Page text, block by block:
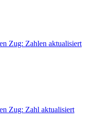
Zug: Zahlen aktualisiert
Zug: Zahl aktualisiert